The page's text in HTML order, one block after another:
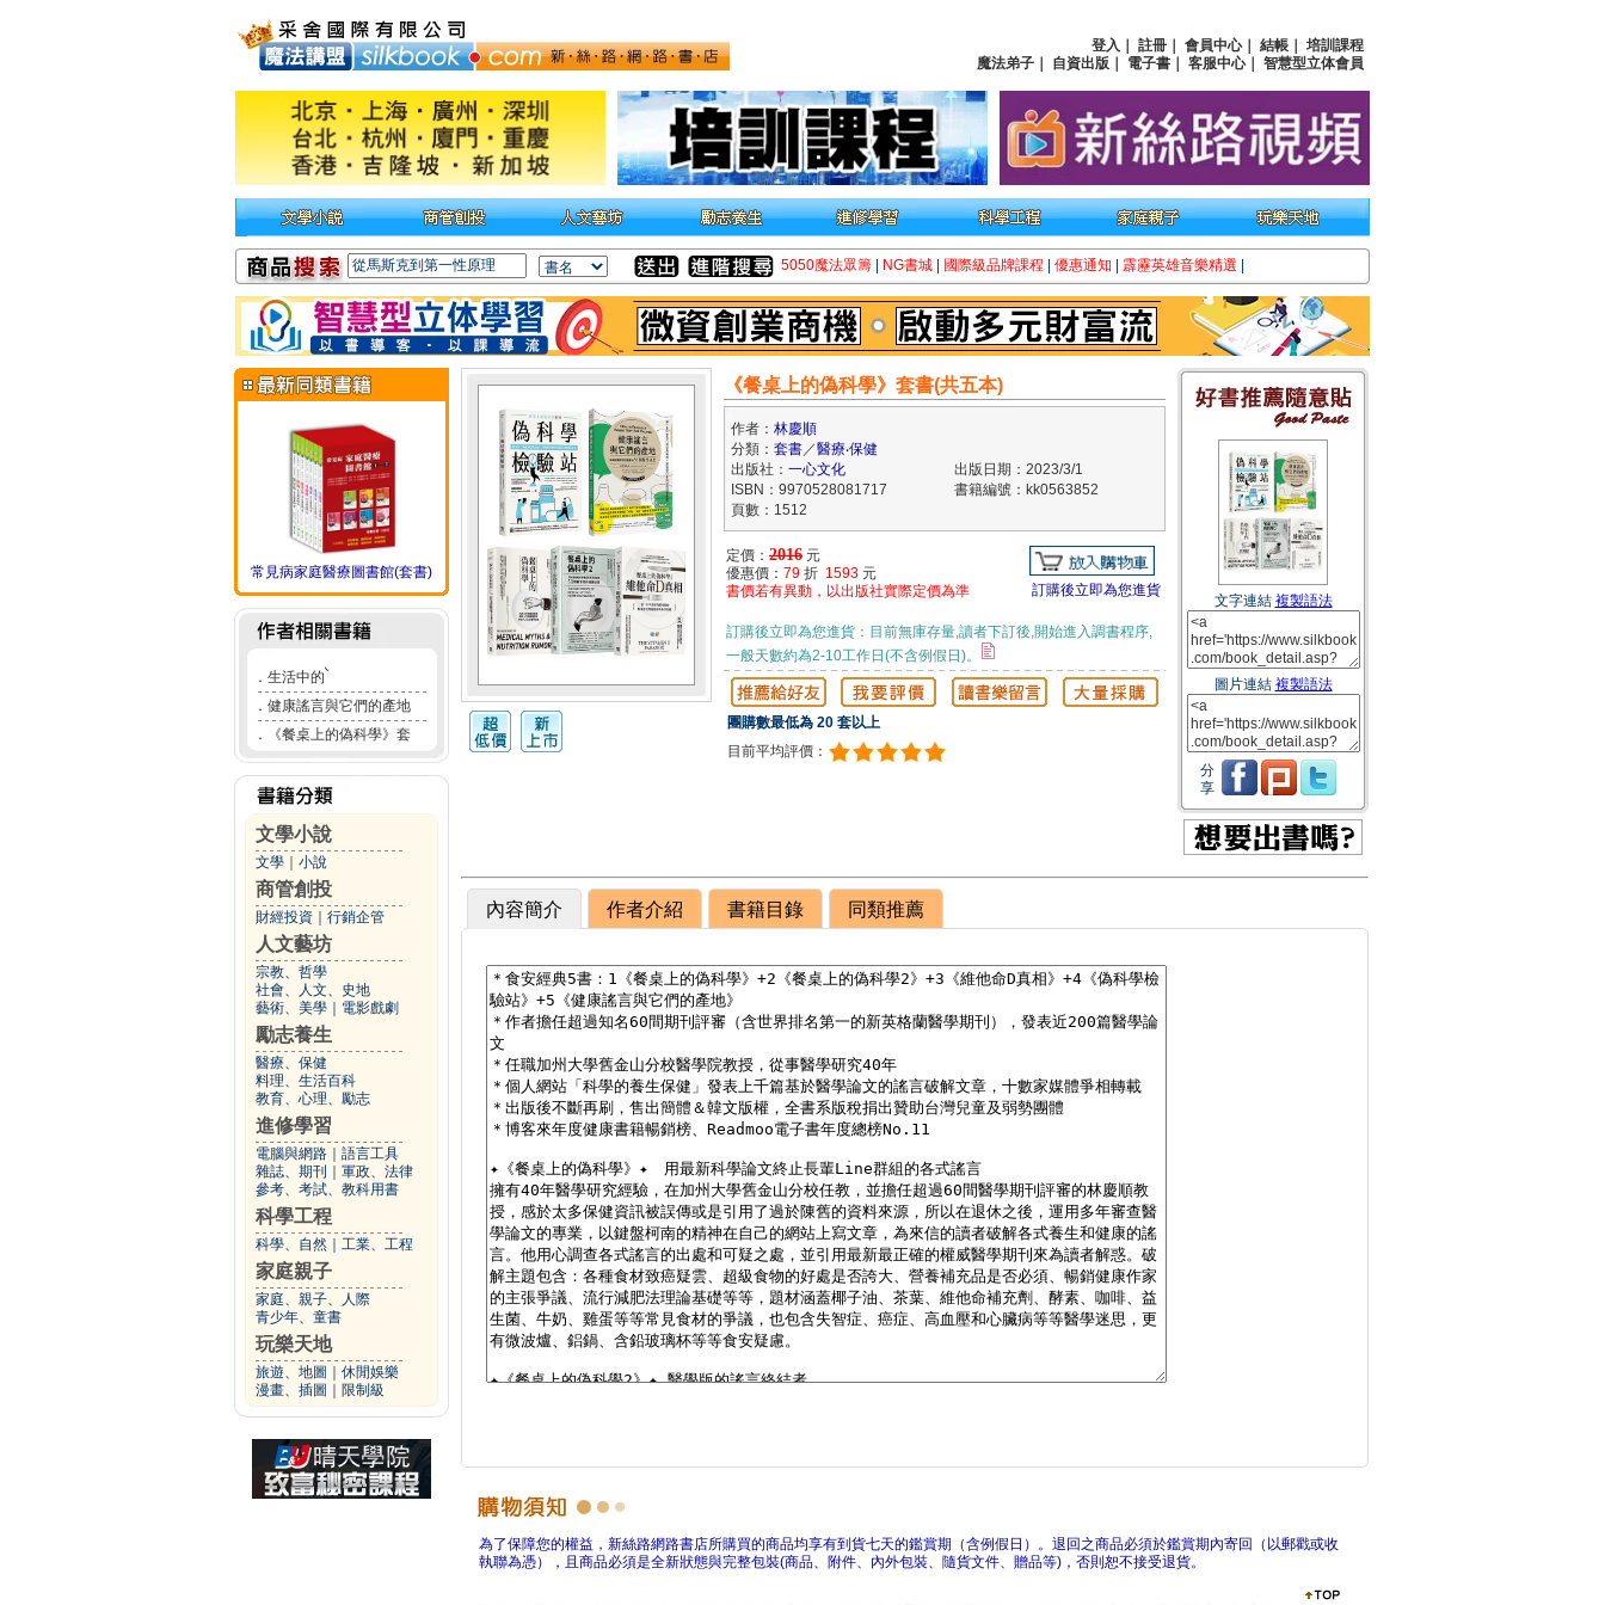
登入 註冊 會員中心｜ 結帳
培訓課程
魔法弟子
自資出版 電子書 客服中心｜ 智慧型立体會員
5050魔法眾籌 NG書城 國際級品牌課程 優惠通知 霹靂英雄音樂精選
常見病家庭醫療圖書館(套書)
． 生活中的ࠖ
． 健康謠言與它們的產地
．
《餐桌上的偽科學》套
文學小說
文學 小說
商管創投
財經投資 行銷企管
人文藝坊
宗教、哲學
社會、人文、史地
藝術、美學
電影戲劇
勵志養生
醫療、保健
料理、生活百科
教育、心理、勵志
進修學習
電腦與網路
語言工具
雜誌、期刊
軍政、法律
參考、考試、教科用書
科學工程
科學、自然 工業、工程
家庭親子
家庭、親子、人際
青少年、童書
玩樂天地
旅遊、地圖
休閒娛樂
漫畫、插圖
限制級
《餐桌上的偽科學》套書(共五本)
作者： 林慶順
分類： 套書／醫療‧保健
出版社： 一心文化
出版日期：2023/3/1
ISBN：9970528081717
書籍編號：kk0563852
頁數：1512
定價： 2016 元
優惠價： 79 折 1593 元
書價若有異動，以出版社實際定價為準
訂購後立即為您進貨
訂購後立即為您進貨：目前無庫存量,讀者下訂後,開始進入調書程序,
一般天數約為2-10工作日(不含例假日)。
團購數最低為 20 套以上
目前平均評價：
文字連結 複製語法
圖片連結 複製語法
分
享
內容簡介 作者介紹 書籍目錄 同類推薦
為了保障您的權益，新絲路網路書店所購買的商品均享有到貨七天的鑑賞期（含例假日）。退回之商品必須於鑑賞期內寄回（以郵戳或收
執聯為憑），且商品必須是全新狀態與完整包裝(商品、附件、內外包裝、隨貨文件、贈品等)，否則恕不接受退貨。